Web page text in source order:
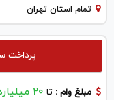
تمام استان تهران
پرداخت
مبلغ وام : تا 20 میلیارد